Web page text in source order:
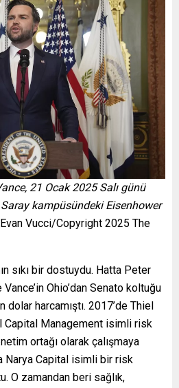
21 Ocak 2025 Salı günü
kampüsündeki Eisenhower
Evan Vucci/Copyright 2025 The
sıkı bir dostuydu. Hatta Peter
Ohio’dan Senato koltuğu
harcamıştı. 2017’de Thiel
Capital Management isimli risk
ortağı olarak çalışmaya
Narya Capital isimli bir risk
O zamandan beri sağlık,